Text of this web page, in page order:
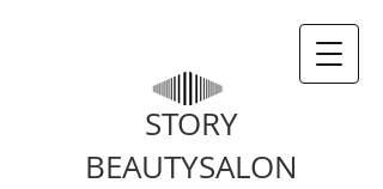
STORY
BEAUTYSALON